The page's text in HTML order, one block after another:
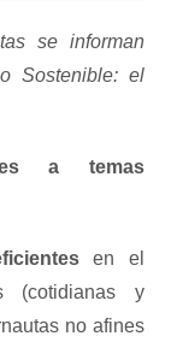
se informan
Sostenible: el
a temas
en el
(cotidianas y
no afines